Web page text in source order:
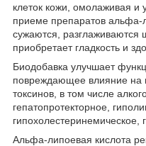
клеток кожи, омолаживая и
приеме препаратов альфа-
сужаются, разглаживаются
приобретает гладкость и
Биодобавка улучшает
повреждающее влияние на
токсинов, в том числе
гепатопротекторное,
гипохолестеринемическое,
Альфа-липоевая кислота